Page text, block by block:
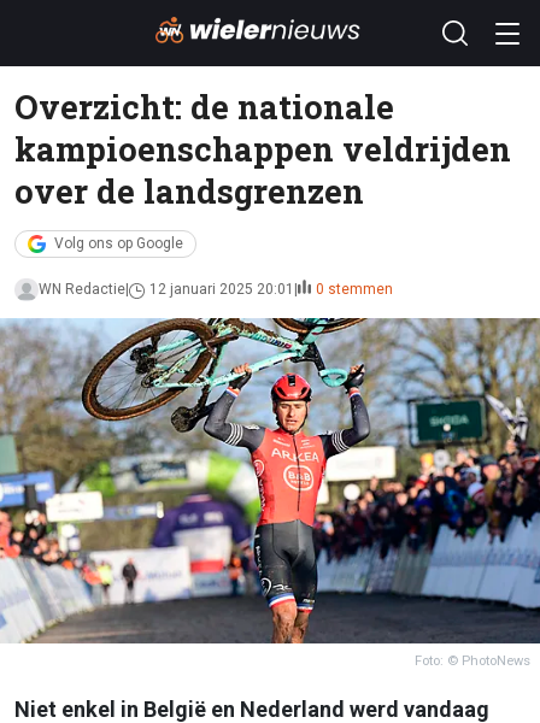
Overzicht: de nationale
kampioenschappen veldrijden
over de landsgrenzen
Volg ons op Google
WN Redactie 12 januari 2025 20:01 0 stemmen
Foto: © PhotoNews
Niet enkel in België en Nederland werd vandaag